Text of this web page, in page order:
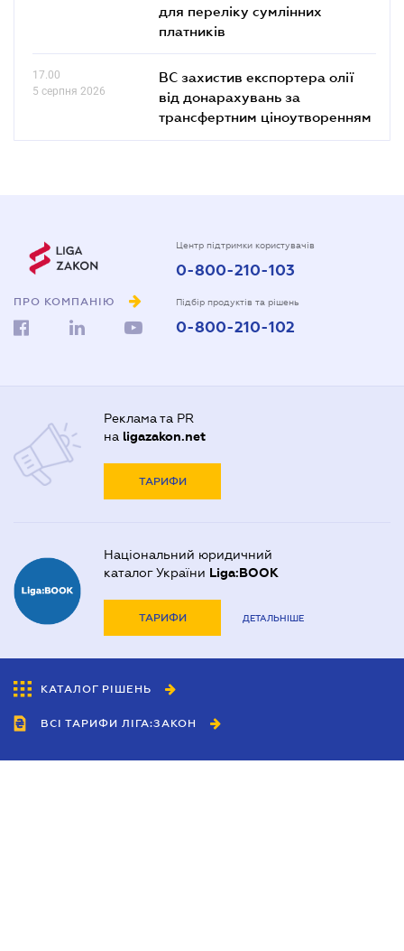
для переліку сумлінних
платників
17.00
5 серпня 2026
ВС захистив експортера олії
від донарахувань за
трансфертним ціноутворенням
ПРО КОМПАНІЮ
Центр підтримки користувачів
0-800-210-103
Підбір продуктів та рішень
0-800-210-102
Реклама та PR
на ligazakon.net
ТАРИФИ
Національний юридичний
каталог України Liga:BOOK
ТАРИФИ ДЕТАЛЬНІШЕ
КАТАЛОГ РІШЕНЬ
ВСІ ТАРИФИ ЛІГА:ЗАКОН